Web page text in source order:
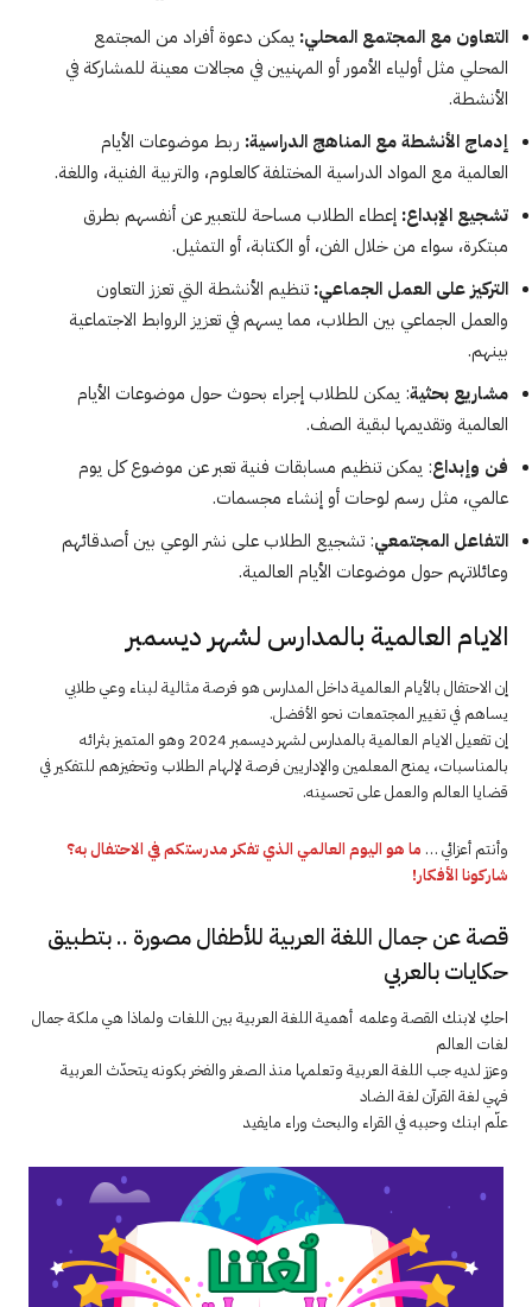
التعاون مع المجتمع المحلي: يمكن دعوة أفراد من المجتمع
المحلي مثل أولياء الأمور أو المهنيين في مجالات معينة للمشاركة في
الأنشطة.
إدماج الأنشطة مع المناهج الدراسية: ربط موضوعات الأيام
العالمية مع المواد الدراسية المختلفة كالعلوم، والتربية الفنية، واللغة.
تشجيع الإبداع: إعطاء الطلاب مساحة للتعبير عن أنفسهم بطرق
مبتكرة، سواء من خلال الفن، أو الكتابة، أو التمثيل.
التركيز على العمل الجماعي: تنظيم الأنشطة التي تعزز التعاون
والعمل الجماعي بين الطلاب، مما يسهم في تعزيز الروابط الاجتماعية
بينهم.
مشاريع بحثية: يمكن للطلاب إجراء بحوث حول موضوعات الأيام
العالمية وتقديمها لبقية الصف.
فن وإبداع: يمكن تنظيم مسابقات فنية تعبر عن موضوع كل يوم
عالمي، مثل رسم لوحات أو إنشاء مجسمات.
التفاعل المجتمعي: تشجيع الطلاب على نشر الوعي بين أصدقائهم
وعائلاتهم حول موضوعات الأيام العالمية.
الايام العالمية بالمدارس لشهر ديسمبر
إن الاحتفال بالأيام العالمية داخل المدارس هو فرصة مثالية لبناء وعي طلابي
يساهم في تغيير المجتمعات نحو الأفضل.
إن تفعيل الايام العالمية بالمدارس لشهر ديسمبر 2024 وهو المتميز بثرائه
بالمناسبات، يمنح المعلمين والإداريين فرصة لإلهام الطلاب وتحفيزهم للتفكير في
قضايا العالم والعمل على تحسينه.
وأنتم أعزائي … ما هو اليوم العالمي الذي تفكر مدرستكم في الاحتفال به؟
شاركونا الأفكار!
قصة عن جمال اللغة العربية للأطفال مصورة .. بتطبيق
حكايات بالعربي
احكِ لابنك القصة وعلمه أهمية اللغة العربية بين اللغات ولماذا هي ملكة جمال
لغات العالم
وعزز لديه جب اللغة العربية وتعلمها منذ الصغر والفخر بكونه يتحدّث العربية
فهي لغة القرآن لغة الضاد
علّم ابنك وحببه في القراء والبحث وراء مايفيد